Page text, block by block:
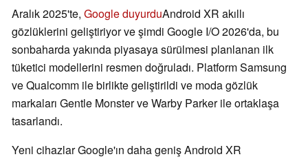
Aralık 2025'te, Google duyurduAndroid XR akıllı
gözlüklerini geliştiriyor ve şimdi Google I/O 2026'da, bu
sonbaharda yakında piyasaya sürülmesi planlanan ilk
tüketici modellerini resmen doğruladı. Platform Samsung
ve Qualcomm ile birlikte geliştirildi ve moda gözlük
markaları Gentle Monster ve Warby Parker ile ortaklaşa
tasarlandı.
Yeni cihazlar Google'ın daha geniş Android XR